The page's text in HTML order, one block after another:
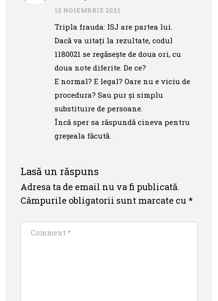
12 NOIEMBRIE 2021
Tripla frauda: ISJ are partea lui.
Dacă va uitați la rezultate, codul
1180021 se regăsește de doua ori, cu
doua note diferite. De ce?
E normal? E legal? Oare nu e viciu de
procedura? Sau pur și simplu
substituire de persoane.
Încă sper sa răspundă cineva pentru
greșeala făcută.
Lasă un răspuns
Adresa ta de email nu va fi publicată.
Câmpurile obligatorii sunt marcate cu *